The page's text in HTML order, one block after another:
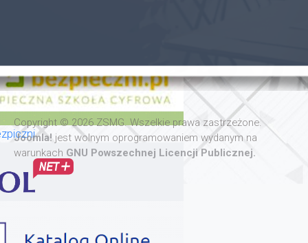
Copyright © 2026 ZSMG. Wszelkie prawa zastrzeżone.
Joomla! jest wolnym oprogramowaniem wydanym na
warunkach GNU Powszechnej Licencji Publicznej.